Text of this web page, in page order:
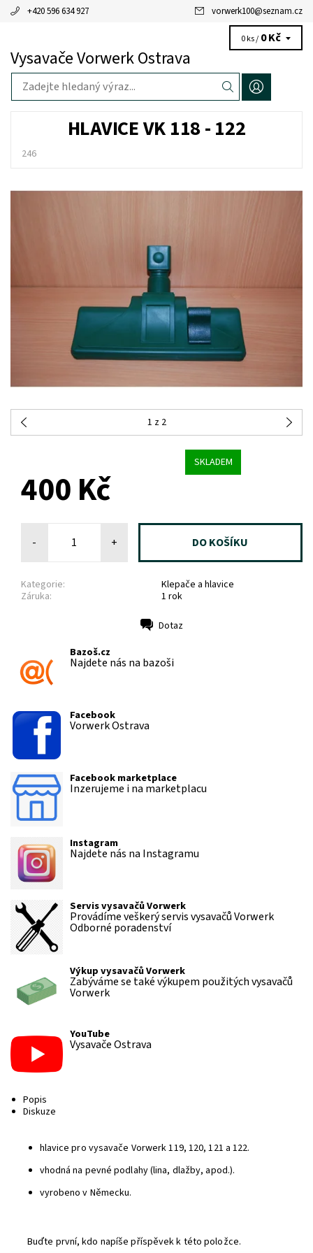
+420 596 634 927 vorwerk100@seznam.cz
Vysavače Vorwerk Ostrava
0 ks / 0 Kč
HLAVICE VK 118 - 122
246
1 z 2
SKLADEM
400 Kč
- +
Kategorie:
Klepače a hlavice
Záruka:
1 rok
Dotaz
Bazoš.cz
Najdete nás na bazoši
Facebook
Vorwerk Ostrava
Facebook marketplace
Inzerujeme i na marketplacu
Instagram
Najdete nás na Instagramu
Servis vysavačů Vorwerk
Provádíme veškerý servis vysavačů Vorwerk
Odborné poradenství
Výkup vysavačů Vorwerk
Zabýváme se také výkupem použitých vysavačů
Vorwerk
YouTube
Vysavače Ostrava
Popis
Diskuze
hlavice pro vysavače Vorwerk 119, 120, 121 a 122.
vhodná na pevné podlahy (lina, dlažby, apod.).
vyrobeno v Německu.
Buďte první, kdo napíše příspěvek k této položce.